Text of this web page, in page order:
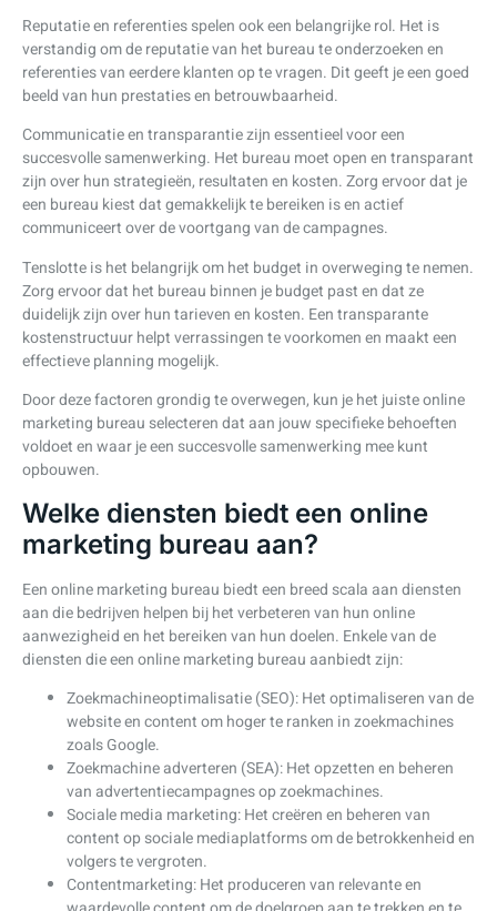
Reputatie en referenties spelen ook een belangrijke rol. Het is
verstandig om de reputatie van het bureau te onderzoeken en
referenties van eerdere klanten op te vragen. Dit geeft je een goed
beeld van hun prestaties en betrouwbaarheid.
Communicatie en transparantie zijn essentieel voor een
succesvolle samenwerking. Het bureau moet open en transparant
zijn over hun strategieën, resultaten en kosten. Zorg ervoor dat je
een bureau kiest dat gemakkelijk te bereiken is en actief
communiceert over de voortgang van de campagnes.
Tenslotte is het belangrijk om het budget in overweging te nemen.
Zorg ervoor dat het bureau binnen je budget past en dat ze
duidelijk zijn over hun tarieven en kosten. Een transparante
kostenstructuur helpt verrassingen te voorkomen en maakt een
effectieve planning mogelijk.
Door deze factoren grondig te overwegen, kun je het juiste online
marketing bureau selecteren dat aan jouw specifieke behoeften
voldoet en waar je een succesvolle samenwerking mee kunt
opbouwen.
Welke diensten biedt een online
marketing bureau aan?
Een online marketing bureau biedt een breed scala aan diensten
aan die bedrijven helpen bij het verbeteren van hun online
aanwezigheid en het bereiken van hun doelen. Enkele van de
diensten die een online marketing bureau aanbiedt zijn:
Zoekmachineoptimalisatie (SEO): Het optimaliseren van de
website en content om hoger te ranken in zoekmachines
zoals Google.
Zoekmachine adverteren (SEA): Het opzetten en beheren
van advertentiecampagnes op zoekmachines.
Sociale media marketing: Het creëren en beheren van
content op sociale mediaplatforms om de betrokkenheid en
volgers te vergroten.
Contentmarketing: Het produceren van relevante en